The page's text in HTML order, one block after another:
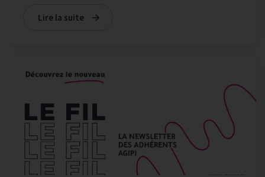
Lire la suite